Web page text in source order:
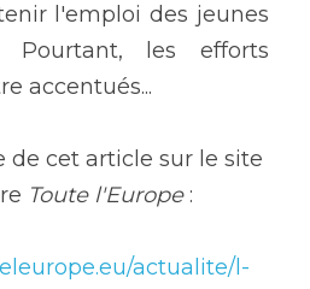
l'emploi des jeunes
Pourtant, les efforts
accentués...
de cet article sur le site
Toute l'Europe :
actualite/l-